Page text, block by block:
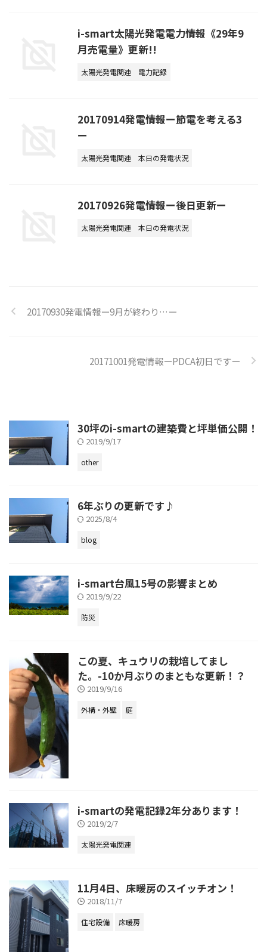
i-smart太陽光発電電力情報《29年9
月売電量》更新!!
太陽光発電関連 電力記録
20170914発電情報ー節電を考える3
ー
太陽光発電関連 本日の発電状況
20170926発電情報ー後日更新ー
太陽光発電関連 本日の発電状況
20170930発電情報ー9月が終わり…ー
20171001発電情報ーPDCA初日ですー
30坪のi-smartの建築費と坪単価公開！
2019/9/17
other
6年ぶりの更新です♪
2025/8/4
blog
i-smart台風15号の影響まとめ
2019/9/22
防災
この夏、キュウリの栽培してまし
た。-10か月ぶりのまともな更新！？
2019/9/16
外構・外壁 庭
i-smartの発電記録2年分あります！
2019/2/7
太陽光発電関連
11月4日、床暖房のスイッチオン！
2018/11/7
住宅設備 床暖房